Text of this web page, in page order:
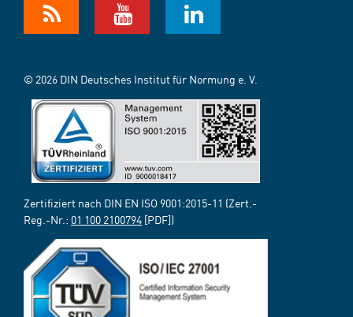
© 2026 DIN Deutsches Institut für Normung e. V.
Zertifiziert nach DIN EN ISO 9001:2015-11 (Zert.-
Reg.-Nr.: 01 100 2100794 [PDF])